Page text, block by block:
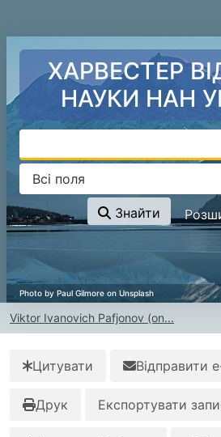
ХАРВЕСТЕР
НАУКИ НАН
Знайти
Viktor Ivanovich Pafjonov (on...
Цитувати Відправити
Друк Експортувати